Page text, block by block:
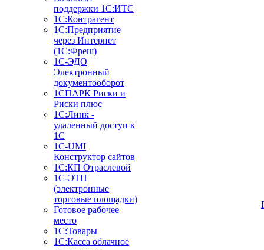
поддержки 1С:ИТС
1С:Контрагент
1С:Предприятие
через Интернет
(1С:Фреш)
1С-ЭДО
Электронный
документооборот
1СПАРК Риски и
Риски плюс
1С:Линк -
удаленный доступ к
1С
1С-UMI
Конструктор сайтов
1С:КП Отраслевой
1С-ЭТП
(электронные
торговые площадки)
Готовое рабочее
место
1С:Товары
1С:Касса облачное